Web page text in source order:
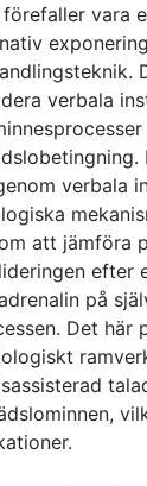
vara
verbala
verbala
att jämföra
efter
på
Det